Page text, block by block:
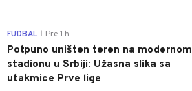
FUDBAL Pre 1 h
Potpuno uništen teren na modernom
stadionu u Srbiji: Užasna slika sa
utakmice Prve lige